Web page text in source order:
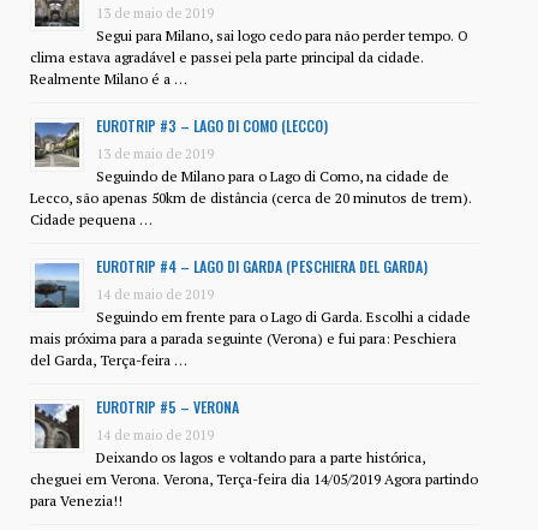
13 de maio de 2019
Segui para Milano, sai logo cedo para não perder tempo. O
clima estava agradável e passei pela parte principal da cidade.
Realmente Milano é a …
EUROTRIP #3 – LAGO DI COMO (LECCO)
13 de maio de 2019
Seguindo de Milano para o Lago di Como, na cidade de
Lecco, são apenas 50km de distância (cerca de 20 minutos de trem).
Cidade pequena …
EUROTRIP #4 – LAGO DI GARDA (PESCHIERA DEL GARDA)
14 de maio de 2019
Seguindo em frente para o Lago di Garda. Escolhi a cidade
mais próxima para a parada seguinte (Verona) e fui para: Peschiera
del Garda, Terça-feira …
EUROTRIP #5 – VERONA
14 de maio de 2019
Deixando os lagos e voltando para a parte histórica,
cheguei em Verona. Verona, Terça-feira dia 14/05/2019 Agora partindo
para Venezia!!